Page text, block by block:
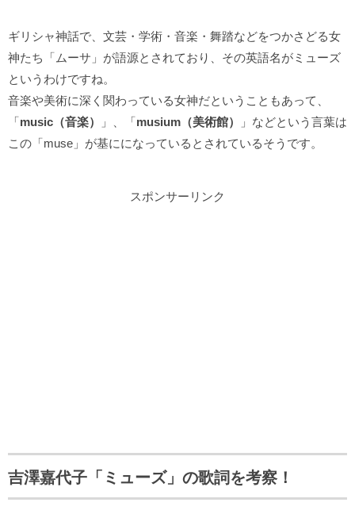
ギリシャ神話で、文芸・学術・音楽・舞踏などをつかさどる女
神たち「ムーサ」が語源とされており、その英語名がミューズ
というわけですね。
音楽や美術に深く関わっている女神だということもあって、
「music（音楽） 」、「musium（美術館）
」などという言葉は
この「muse」が基にになっているとされているそうです。
スポンサーリンク
吉澤嘉代子「ミューズ」の歌詞を考察！